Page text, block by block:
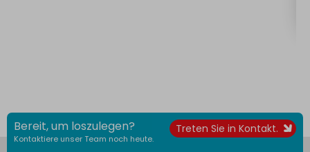
Bereit, um loszulegen?
Kontaktiere unser Team noch heute.
Treten Sie in Kontakt.